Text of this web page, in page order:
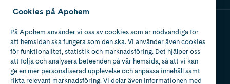
Apotek med tillstånd
av Läkemedelsverket
Cookies på Apohem
På Apohem använder vi oss av cookies som är nödvändiga för
att hemsidan ska fungera som den ska. Vi använder även cookies
för funktionalitet, statistik och marknadsföring. Det hjälper oss
att följa och analysera beteenden på vår hemsida, så att vi kan
ge en mer personaliserad upplevelse och anpassa innehåll samt
rikta relevant marknadsföring. Vi delar även informationen med